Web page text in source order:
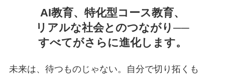
AI教育、特化型コース教育、
リアルな社会とのつながり──
すべてがさらに進化します。
未来は、待つものじゃない。自分で切り拓くも